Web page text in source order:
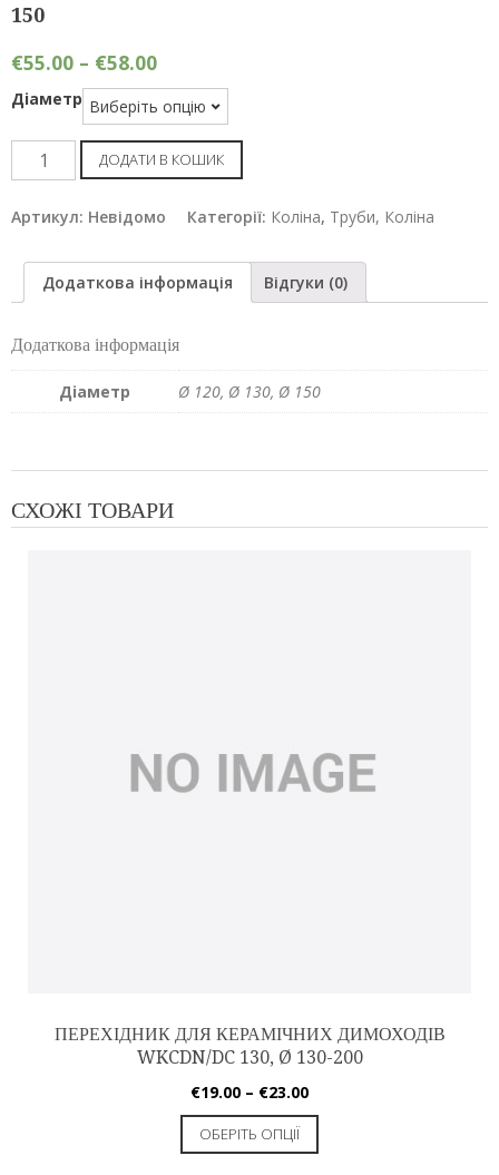
150
€55.00 – €58.00
Діаметр
Коліно
високе
з
KGS.../90-
CZ2/W
150
кількість
ДОДАТИ В КОШИК
Артикул: Невідомо Категорії: Коліна, Труби, Коліна
Додаткова інформація Відгуки (0)
Додаткова інформація
Діаметр Ø 120, Ø 130, Ø 150
СХОЖІ ТОВАРИ
ПЕРЕХІДНИК ДЛЯ КЕРАМІЧНИХ ДИМОХОДІВ
WKCDN/DC 130, Ø 130-200
€19.00 – €23.00
ОБЕРІТЬ ОПЦІЇ